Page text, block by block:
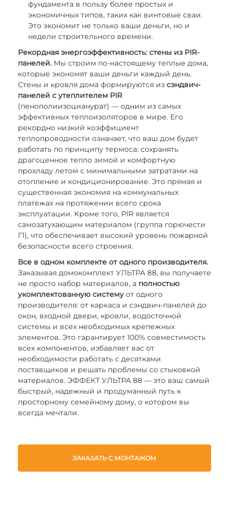
фундамента в пользу более простых и
экономичных типов, таких как винтовые сваи.
Это экономит не только ваши деньги, но и
недели строительного времени.
Рекордная энергоэффективность: стены из PIR-
панелей. Мы строим по-настоящему теплые дома,
которые экономят ваши деньги каждый день.
Стены и кровля дома формируются из сэндвич-
панелей с утеплителем PIR
(пенополиизоцианурат) — одним из самых
эффективных теплоизоляторов в мире. Его
рекордно низкий коэффициент
теплопроводности означает, что ваш дом будет
работать по принципу термоса: сохранять
драгоценное тепло зимой и комфортную
прохладу летом с минимальными затратами на
отопление и кондиционирование. Это прямая и
существенная экономия на коммунальных
платежах на протяжении всего срока
эксплуатации. Кроме того, PIR является
самозатухающим материалом (группа горючести
Г1), что обеспечивает высокий уровень пожарной
безопасности всего строения.
Все в одном комплекте от одного производителя.
Заказывая домокомплект УЛЬТРА 88, вы получаете
не просто набор материалов, а полностью
укомплектованную системуот одного
производителя: от каркаса и сэндвич-панелей до
окон, входной двери, кровли, водосточной
системы и всех необходимых крепежных
элементов. Это гарантирует 100% совместимость
всех компонентов, избавляет вас от
необходимости работать с десятками
поставщиков и решать проблемы со стыковкой
материалов. ЭФФЕКТ УЛЬТРА 88 — это ваш самый
быстрый, надежный и продуманный путь к
просторному семейному дому, о котором вы
всегда мечтали.
ЗАКАЗАТЬ С МОНТАЖОМ